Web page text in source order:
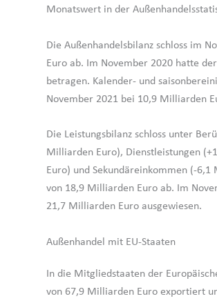
Monatswert in der
Die Außenhandelsbilanz schloss im
Euro ab. Im November 2020 hatte
betragen. Kalender- und
November 2021 bei 10,9 Milliarden
Die Leistungsbilanz schloss unter
Milliarden Euro), Dienstleistungen
Euro) und Sekundäreinkommen (-
von 18,9 Milliarden Euro ab. Im
21,7 Milliarden Euro ausgewiesen.
Außenhandel mit EU-Staaten
In die Mitgliedstaaten der
von 67,9 Milliarden Euro exportiert